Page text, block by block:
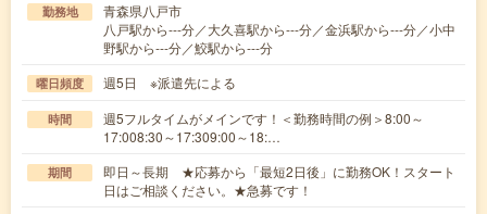
勤務地
青森県八戸市
八戸駅から---分／大久喜駅から---分／金浜駅から---分／小中
野駅から---分／鮫駅から---分
曜日頻度 週5日 ※派遣先による
時間
週5フルタイムがメインです！＜勤務時間の例＞8:00～
17:008:30～17:309:00～18:…
期間
即日～長期 ★応募から「最短2日後」に勤務OK！スタート
日はご相談ください。★急募です！